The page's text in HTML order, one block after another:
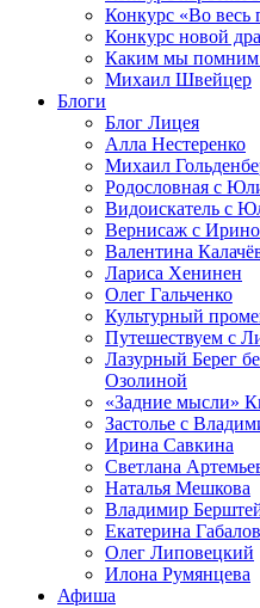
Конкурс «Во весь
Конкурс новой
Каким мы помним
Михаил Швейцер
Блоги
Блог Лицея
Алла Нестеренко
Михаил
Родословная с
Видоискатель с
Вернисаж с
Валентина
Лариса Хенинен
Олег Гальченко
Культурный
Путешествуем с
Лазурный Берег
Озолиной
«Задние мысли»
Застолье с
Ирина Савкина
Светлана
Наталья Мешкова
Владимир
Екатерина
Олег Липовецкий
Илона Румянцева
Афиша